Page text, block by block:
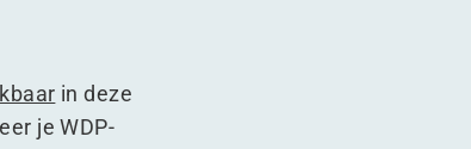
in deze
je WDP-